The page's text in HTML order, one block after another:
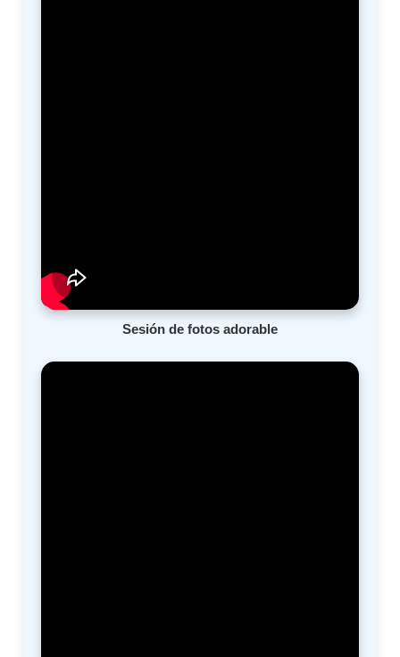
Sesión de fotos adorable